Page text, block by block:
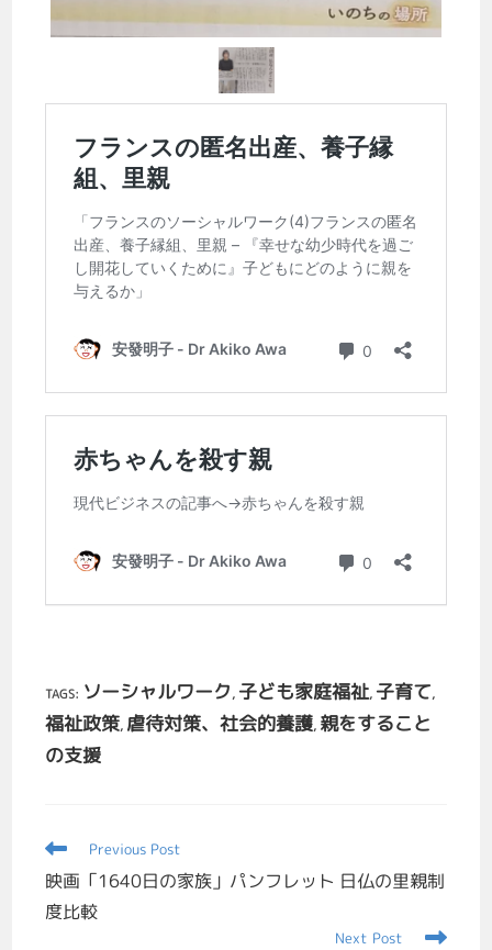
TAGS: ソーシャルワーク, 子ども家庭福祉, 子育て,
福祉政策, 虐待対策、社会的養護, 親をすること
の支援
Previous Post
映画「1640日の家族」パンフレット 日仏の里親制
度比較
Next Post